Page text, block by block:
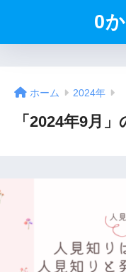
0
ホーム 2024年
「2024年9月